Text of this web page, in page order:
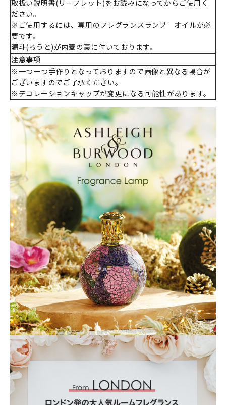
取扱い説明書(リーフレット)をお読みになってからご使用く
ださい。
※ご使用するには、専用のフレグランスランプ オイルが必
要です。
漏斗(ろうと)が内蓋の裏に付いております。
注意事項
※一つ一つ手作りとなっておりますので画像と異なる場合が
ございますのでご了承ください。
※デコレーションキャップが変更になる可能性があります。